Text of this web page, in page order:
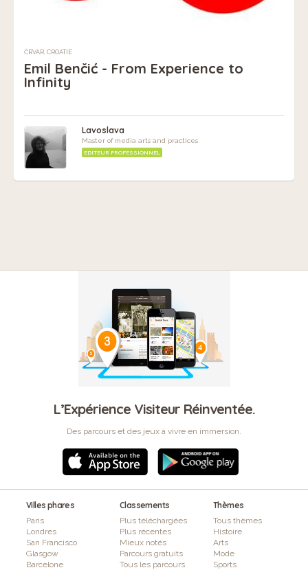
ČRVAR, CROATIE
Emil Benčić - From Experience to
Infinity
Lavoslava
Master of media arts and practices
EDITEUR PROFESSIONNEL
L’Expérience Visiteur Réinventée.
Des parcours et des jeux à vivre en immersion.
Villes phares
Paris
Londres
San Francisco
Glasgow
Barcelone
Classements
Plus téléchargées
Plus récentes
Mieux notés
Parcours gratuits
Tous les parcours
Thèmes
Tous thèmes
Histoire
Arts
Mode
Sports